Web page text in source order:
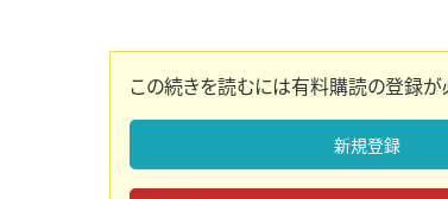
この続きを読むには有料購読の登録が
新規登録